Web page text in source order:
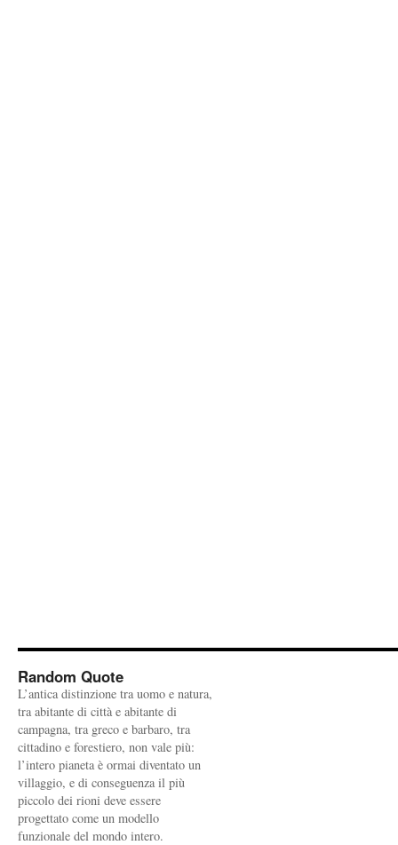
Random Quote
L’antica distinzione tra uomo e natura,
tra abitante di città e abitante di
campagna, tra greco e barbaro, tra
cittadino e forestiero, non vale più:
l’intero pianeta è ormai diventato un
villaggio, e di conseguenza il più
piccolo dei rioni deve essere
progettato come un modello
funzionale del mondo intero.